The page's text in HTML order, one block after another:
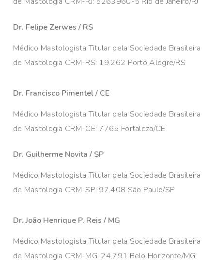
Dr. Felipe Zerwes / RS
Médico Mastologista Titular pela Sociedade Brasileira
de Mastologia CRM-RS: 19.262 Porto Alegre/RS
Dr. Francisco Pimentel / CE
Médico Mastologista Titular pela Sociedade Brasileira
de Mastologia CRM-CE: 7765 Fortaleza/CE
Dr. Guilherme Novita / SP
Médico Mastologista Titular pela Sociedade Brasileira
de Mastologia CRM-SP: 97.408 São Paulo/SP
Dr. João Henrique P. Reis / MG
Médico Mastologista Titular pela Sociedade Brasileira
de Mastologia CRM-MG: 24.791 Belo Horizonte/MG